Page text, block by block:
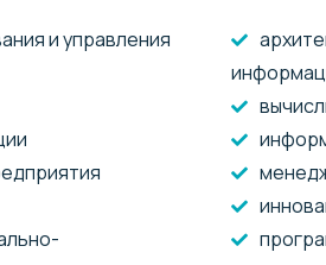
и управления